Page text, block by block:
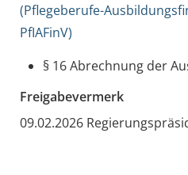
(Pflegeberufe-
PfIAFinV)
§ 16 Abrechnung der
Freigabevermerk
09.02.2026